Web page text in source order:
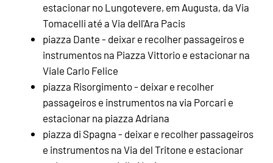
estacionar no Lungotevere, em Augusta, da Via
Tomacelli até a Via dell'Ara Pacis
piazza Dante - deixar e recolher passageiros e
instrumentos na Piazza Vittorio e estacionar na
Viale Carlo Felice
piazza Risorgimento - deixar e recolher
passageiros e instrumentos na via Porcari e
estacionar na piazza Adriana
piazza di Spagna - deixar e recolher passageiros
e instrumentos na Via del Tritone e estacionar